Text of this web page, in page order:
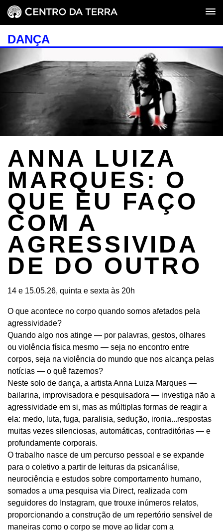
DANÇA
ANNA LUIZA
MARQUES: O
QUE EU FAÇO
COM A
AGRESSIVIDA
DE DO OUTRO
14 e 15.05.26, quinta e sexta às 20h
O que acontece no corpo quando somos afetados pela
agressividade?
Quando algo nos atinge — por palavras, gestos, olhares
ou violência física mesmo — seja no encontro entre
corpos, seja na violência do mundo que nos alcança pelas
notícias — o quê fazemos?
Neste solo de dança, a artista Anna Luiza Marques —
bailarina, improvisadora e pesquisadora — investiga não a
agressividade em si, mas as múltiplas formas de reagir a
ela: medo, luta, fuga, paralisia, sedução, ironia...respostas
muitas vezes silenciosas, automáticas, contraditórias — e
profundamente corporais.
O trabalho nasce de um percurso pessoal e se expande
para o coletivo a partir de leituras da psicanálise,
neurociência e estudos sobre comportamento humano,
somados a uma pesquisa via Direct, realizada com
seguidores do Instagram, que trouxe inúmeros relatos,
proporcionando a construção de um repertório sensível de
maneiras como o corpo se move ao lidar com a